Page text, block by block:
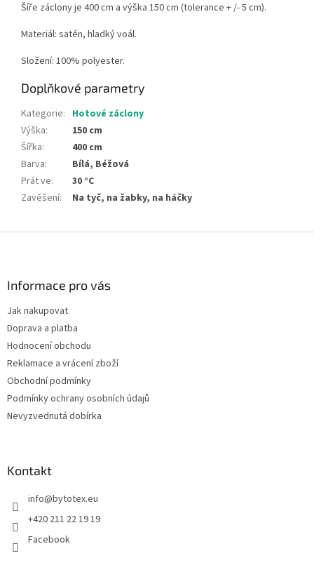
Šíře záclony je 400 cm a výška 150 cm (tolerance + /- 5 cm).
Materiál: satén, hladký voál.
Složení: 100% polyester.
Doplňkové parametry
Kategorie: Hotové záclony
Výška:
150 cm
Šířka:
400 cm
Barva:
Bílá, Béžová
Prát ve:
30 °C
Zavěšení: Na tyč, na žabky, na háčky
Informace pro vás
Jak nakupovat
Doprava a platba
Hodnocení obchodu
Reklamace a vrácení zboží
Obchodní podmínky
Podmínky ochrany osobních údajů
Nevyzvednutá dobírka
Kontakt
info@bytotex.eu
+420 211 22 19 19
Facebook